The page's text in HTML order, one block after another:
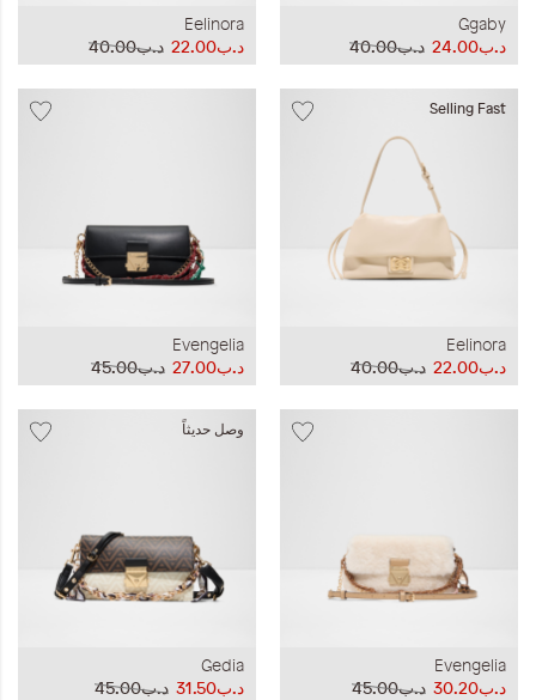
Ggaby
د.ب40.00
د.ب24.00
Eelinora
د.ب40.00
د.ب22.00
Selling Fast
Eelinora
د.ب40.00
د.ب22.00
Evengelia
د.ب45.00
د.ب27.00
Evengelia
د.ب45.00
د.ب30.20
وصل حديثاً
Gedia
د.ب45.00
د.ب31.50